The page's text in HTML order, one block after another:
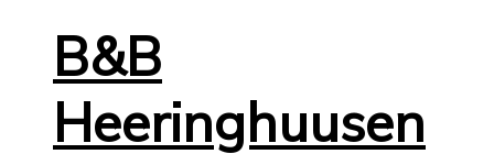
B&B
Heeringhuusen